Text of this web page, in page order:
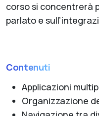
corso si concentrerà
parlato e
Contenuti
Applicazioni
Organizzazione